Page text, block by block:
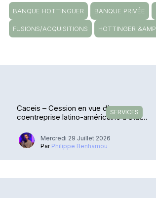
BANQUE HOTTINGUER BANQUE PRIVÉE
FUSIONS/ACQUISITIONS HOTTINGER
SERVICES
Caceis – Cession en vue d’une
coentreprise latino-américaine à State
Mercredi 29 Juillet 2026
Par Philippe Benhamou